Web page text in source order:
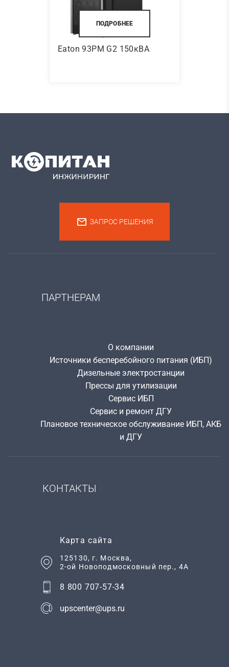
Eaton 93PM G2 150кВА
ПОДРОБНЕЕ
ЗАПРОС РЕШЕНИЯ
ПАРТНЕРАМ
О компании
Источники бесперебойного питания (ИБП)
Дизельные электростанции
Прессы для утилизации
Сервис ИБП
Сервис и ремонт ДГУ
Плановое техническое обслуживание ИБП, АКБ
и ДГУ
КОНТАКТЫ
Карта сайта
125130, г. Москва,
2-ой Новоподмосковный пер., 4А
8 800 707-57-34
upscenter@ups.ru